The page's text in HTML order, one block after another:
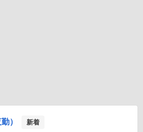
） 新着